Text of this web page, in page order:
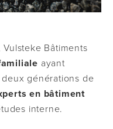
Bâtiments
ayant
deux générations de
en bâtiment
interne.